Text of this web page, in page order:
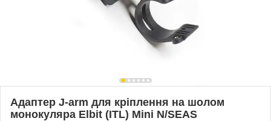
Адаптер J-arm для кріплення на шолом
монокуляра Elbit (ITL) Mini N/SEAS